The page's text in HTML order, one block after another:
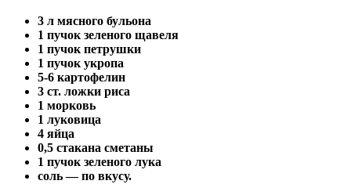
3 л мясного бульона
1 пучок зеленого щавеля
1 пучок петрушки
1 пучок укропа
5-6 картофелин
3 ст. ложки риса
1 морковь
1 луковица
4 яйца
0,5 стакана сметаны
1 пучок зеленого лука
соль — по вкусу.